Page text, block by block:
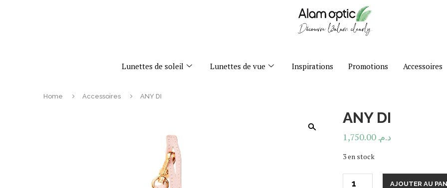
Lunettes de soleil Lunettes de vue Inspirations Promotions Accessoires
Home Accessoires ANY DI
ANY DI
د.م. 1,750.00
3 en stock
AJOUTER AU